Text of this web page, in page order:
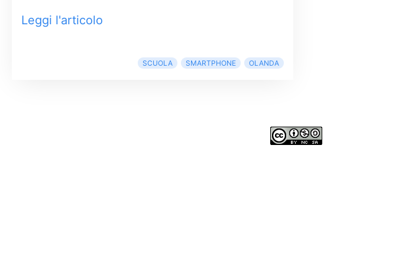
Leggi l'articolo
SCUOLA SMARTPHONE OLANDA